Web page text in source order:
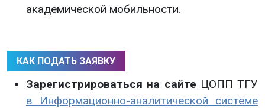
академической мобильности.
КАК ПОДАТЬ ЗАЯВКУ
Зарегистрироваться на сайте ЦОПП ТГУ
в Информационно-аналитической системе